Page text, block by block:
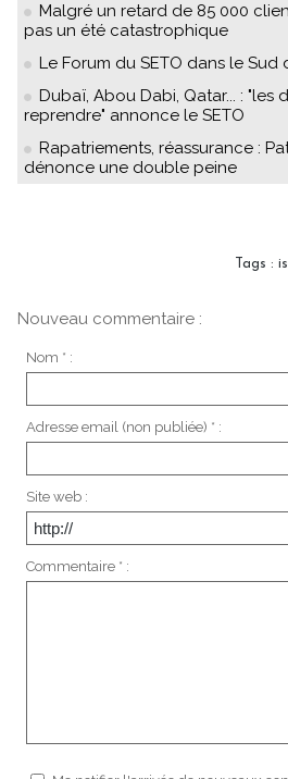
Malgré un retard de 85 000
pas un été catastrophique
Le Forum du SETO dans le Sud
Dubaï, Abou Dabi, Qatar... : "les
reprendre" annonce le SETO
Rapatriements, réassurance :
dénonce une double peine
Tags :
Nouveau commentaire :
Nom * :
Adresse email (non publiée) * :
Site web :
Commentaire * :